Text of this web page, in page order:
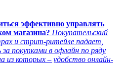
эффективно управлять
магазина? Покупательский
и стрит-ритейле падает,
покупками в офлайн по ряду
из которых – удобство онлайн-